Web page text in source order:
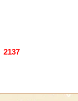
2137